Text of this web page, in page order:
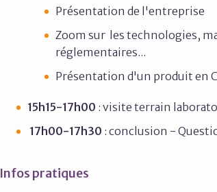
Présentation de l'entreprise
Zoom sur les technologies,
réglementaires...
Présentation d'un produit en
15h15-17h00 : visite terrain
17h00-17h30 : conclusion -
Infos pratiques